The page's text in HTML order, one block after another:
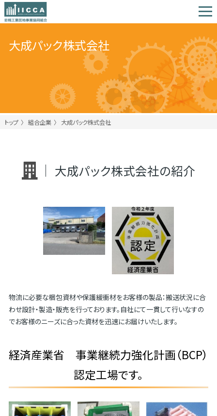
大成パック株式会社
トップ 組合企業 大成パック株式会社
大成パック株式会社の紹介
物流に必要な梱包資材や保護緩衝材をお客様の製品：搬送状況に合
わせ設計・製造・販売を行っております。自社にて一貫して行いなすの
でお客様のニーズに合った資材を迅速にお届けいたします。
経済産業省 事業継続力強化計画（BCP）
認定工場です。